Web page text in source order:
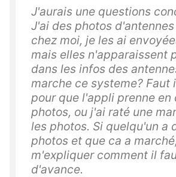
J'aurais une questions
J'ai des photos
chez moi, je les ai
mais elles n'apparaissent
dans les infos des
marche ce systeme? Faut
pour que l'appli prenne en
photos, ou j'ai raté une
les photos. Si quelqu'un a
photos et que ca a
m'expliquer comment il
d'avance.